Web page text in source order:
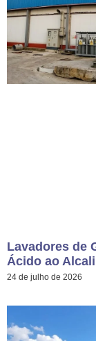
Lavadores de
Ácido ao
24 de julho de 2026